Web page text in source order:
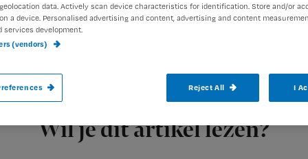
Registreren
Wil je dit artikel lezen?
Eén op de twee verpleegkundigen
vanwege de hoge werkdruk. Dat blijkt uit
data. Actively scan device characteristics for identification. Store and/or
a device. Personalised advertising and content, advertising and content
services development.
(vendors)
Reject All I